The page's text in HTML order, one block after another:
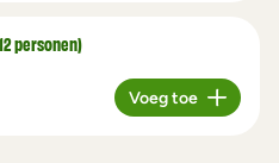
personen)
Aantal
Voeg toe